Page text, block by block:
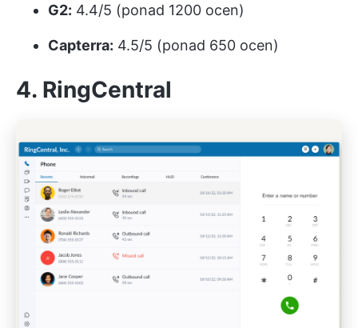
G2: 4.4/5 (ponad 1200 ocen)
Capterra: 4.5/5 (ponad 650 ocen)
4. RingCentral